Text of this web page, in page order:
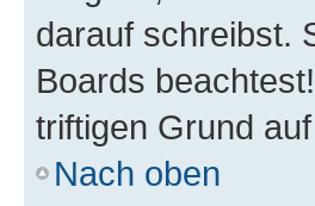
darauf schreibst.
Boards
triftigen Grund
Nach oben